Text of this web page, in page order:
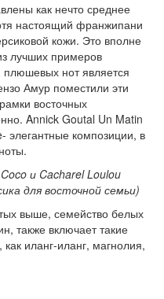
как нечто среднее
настоящий франжипани
кожи. Это вполне
лучших примеров
плюшевых нот является
Амур поместили эти
восточных
Annick Goutal Un Matin
элегантные композиции, в
и Cacharel Loulou
для восточной семьи)
выше, семейство белых
также включает такие
иланг-иланг, магнолия,